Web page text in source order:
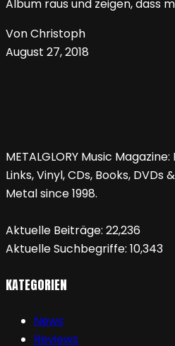
Album raus und zeigen, dass
Von Christoph
August 27, 2018
METALGLORY Music
Links, Vinyl, CDs, Books, DVDs
Metal since 1998.
Aktuelle Beiträge: 22,236
Aktuelle Suchbegriffe: 10,343
KATEGORIEN
News
Reviews